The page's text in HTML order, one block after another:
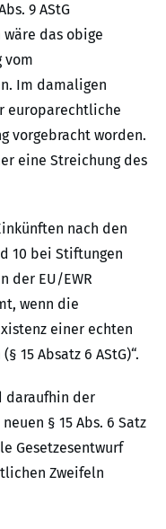
9 AStG
das obige
vom
Im damaligen
europarechtliche
vorgebracht worden.
eine Streichung des
nach den
10 bei Stiftungen
der EU/EWR
wenn die
einer echten
15 Absatz 6 AStG)“.
daraufhin der
§ 15 Abs. 6 Satz
Gesetzesentwurf
Zweifeln